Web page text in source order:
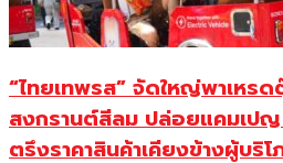
“ไทยเทพรส” จัดใหญ่พาเหร
สงกรานต์สีลม ปล่อยแคมเปญ
ตรึงราคาสินค้าเคียงข้างผู้บริโ